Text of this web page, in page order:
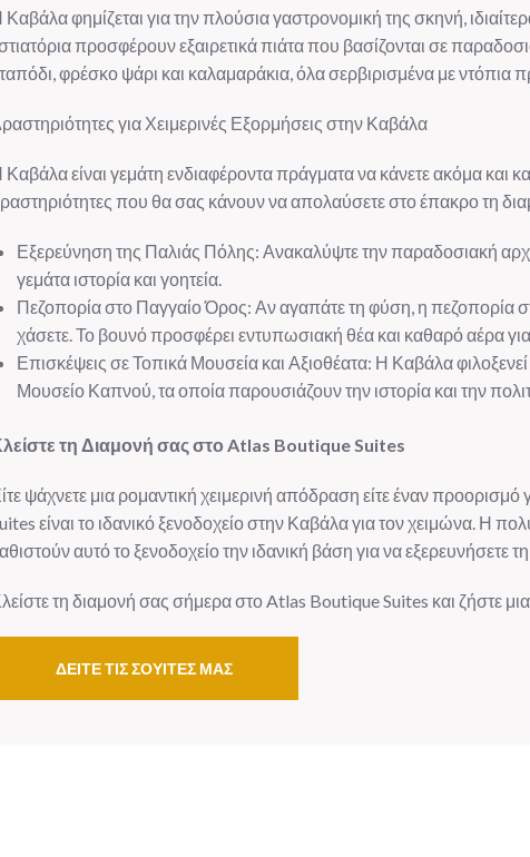
Καβάλα φημίζεται για την πλούσια γαστρονομική της σκηνή,
προσφέρουν εξαιρετικά πιάτα που βασίζονται σε
φρέσκο ψάρι και καλαμαράκια, όλα σερβιρισμένα με ντόπια
για Χειμερινές Εξορμήσεις στην Καβάλα
Καβάλα είναι γεμάτη ενδιαφέροντα πράγματα να κάνετε ακόμα και
που θα σας κάνουν να απολαύσετε στο έπακρο τη
Εξερεύνηση της Παλιάς Πόλης: Ανακαλύψτε την παραδοσιακή
γεμάτα ιστορία και γοητεία.
Πεζοπορία στο Παγγαίο Όρος: Αν αγαπάτε τη φύση, η πεζοπορία
χάσετε. Το βουνό προσφέρει εντυπωσιακή θέα και καθαρό αέρα για
Επισκέψεις σε Τοπικά Μουσεία και Αξιοθέατα: Η Καβάλα
Μουσείο Καπνού, τα οποία παρουσιάζουν την ιστορία και την
τη Διαμονή σας στο Atlas Boutique Suites
ψάχνετε μια ρομαντική χειμερινή απόδραση είτε έναν
είναι το ιδανικό ξενοδοχείο στην Καβάλα για τον χειμώνα. Η
αυτό το ξενοδοχείο την ιδανική βάση για να
τη διαμονή σας σήμερα στο Atlas Boutique Suites και ζήστε
ΔΕΙΤΕ ΤΙΣ ΣΟΥΙΤΕΣ ΜΑΣ